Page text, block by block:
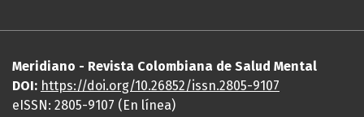
Meridiano - Revista Colombiana de Salud Mental
DOI: https://doi.org/10.26852/issn.2805-9107
eISSN: 2805-9107 (En línea)